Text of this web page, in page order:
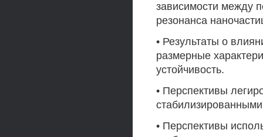
зависимости между
резонанса
• Результаты о
размерные
устойчивость.
• Перспективы
• Перспективы